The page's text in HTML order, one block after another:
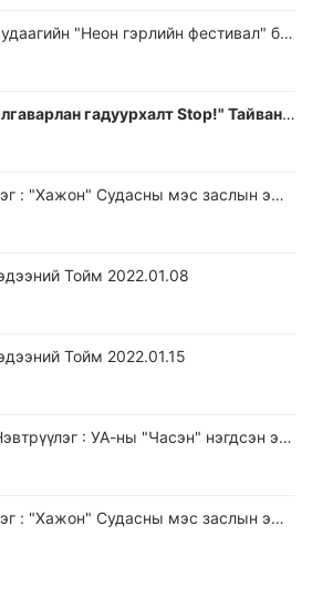
"Пусан" Хотод 8 дахь удаагийн "Неон гэрлийн фестивал" боллоо...
Live Сурвалжлага : "Ялгаварлан гадуурхалт Stop!" Тайван жагсаал
"Зочин эмч" Нэвтрүүлэг : "Хажон" Судасны мэс заслын эмнэлгийн "На Чан Хёнь" эмч 2022.01.07
Тойм 2022.01.08
Тойм 2022.01.15
Олнодо "Зочин эмч" Нэвтрүүлэг : УА-ны "Часэн" нэгдсэн эмнэлэг 2022.01.14
"Зочин эмч" Нэвтрүүлэг : "Хажон" Судасны мэс заслын эмнэлгийн "На Чан Хёнь" эмч 2022.02.14